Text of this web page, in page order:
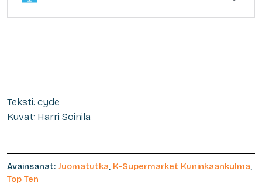
Teksti: cyde
Kuvat: Harri Soinila
Avainsanat: Juomatutka, K-Supermarket Kuninkaankulma,
Top Ten